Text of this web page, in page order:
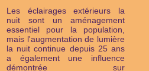
Les éclairages extérieurs la
nuit sont un aménagement
essentiel pour la population,
mais l'augmentation de lumière
la nuit continue depuis 25 ans
a également une influence
démontrée sur